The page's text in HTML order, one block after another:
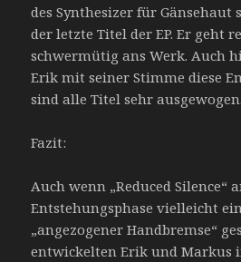
des Synthesizer für Gänsehaut
der letzte Titel der EP. Er geht
schwermütig ans Werk. Auch
Erik mit seiner Stimme diese
sind alle Titel sehr ausgewogen.
Fazit:
Auch wenn „Reduced Silence“
Entstehungsphase vielleicht
„angezogener Handbremse“
entwickelten Erik und Markus